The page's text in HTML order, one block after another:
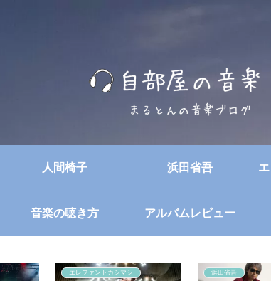
人間椅子 浜田省吾
音楽の聴き方 アルバムレビュー
エレファントカシマシ 浜田省吾